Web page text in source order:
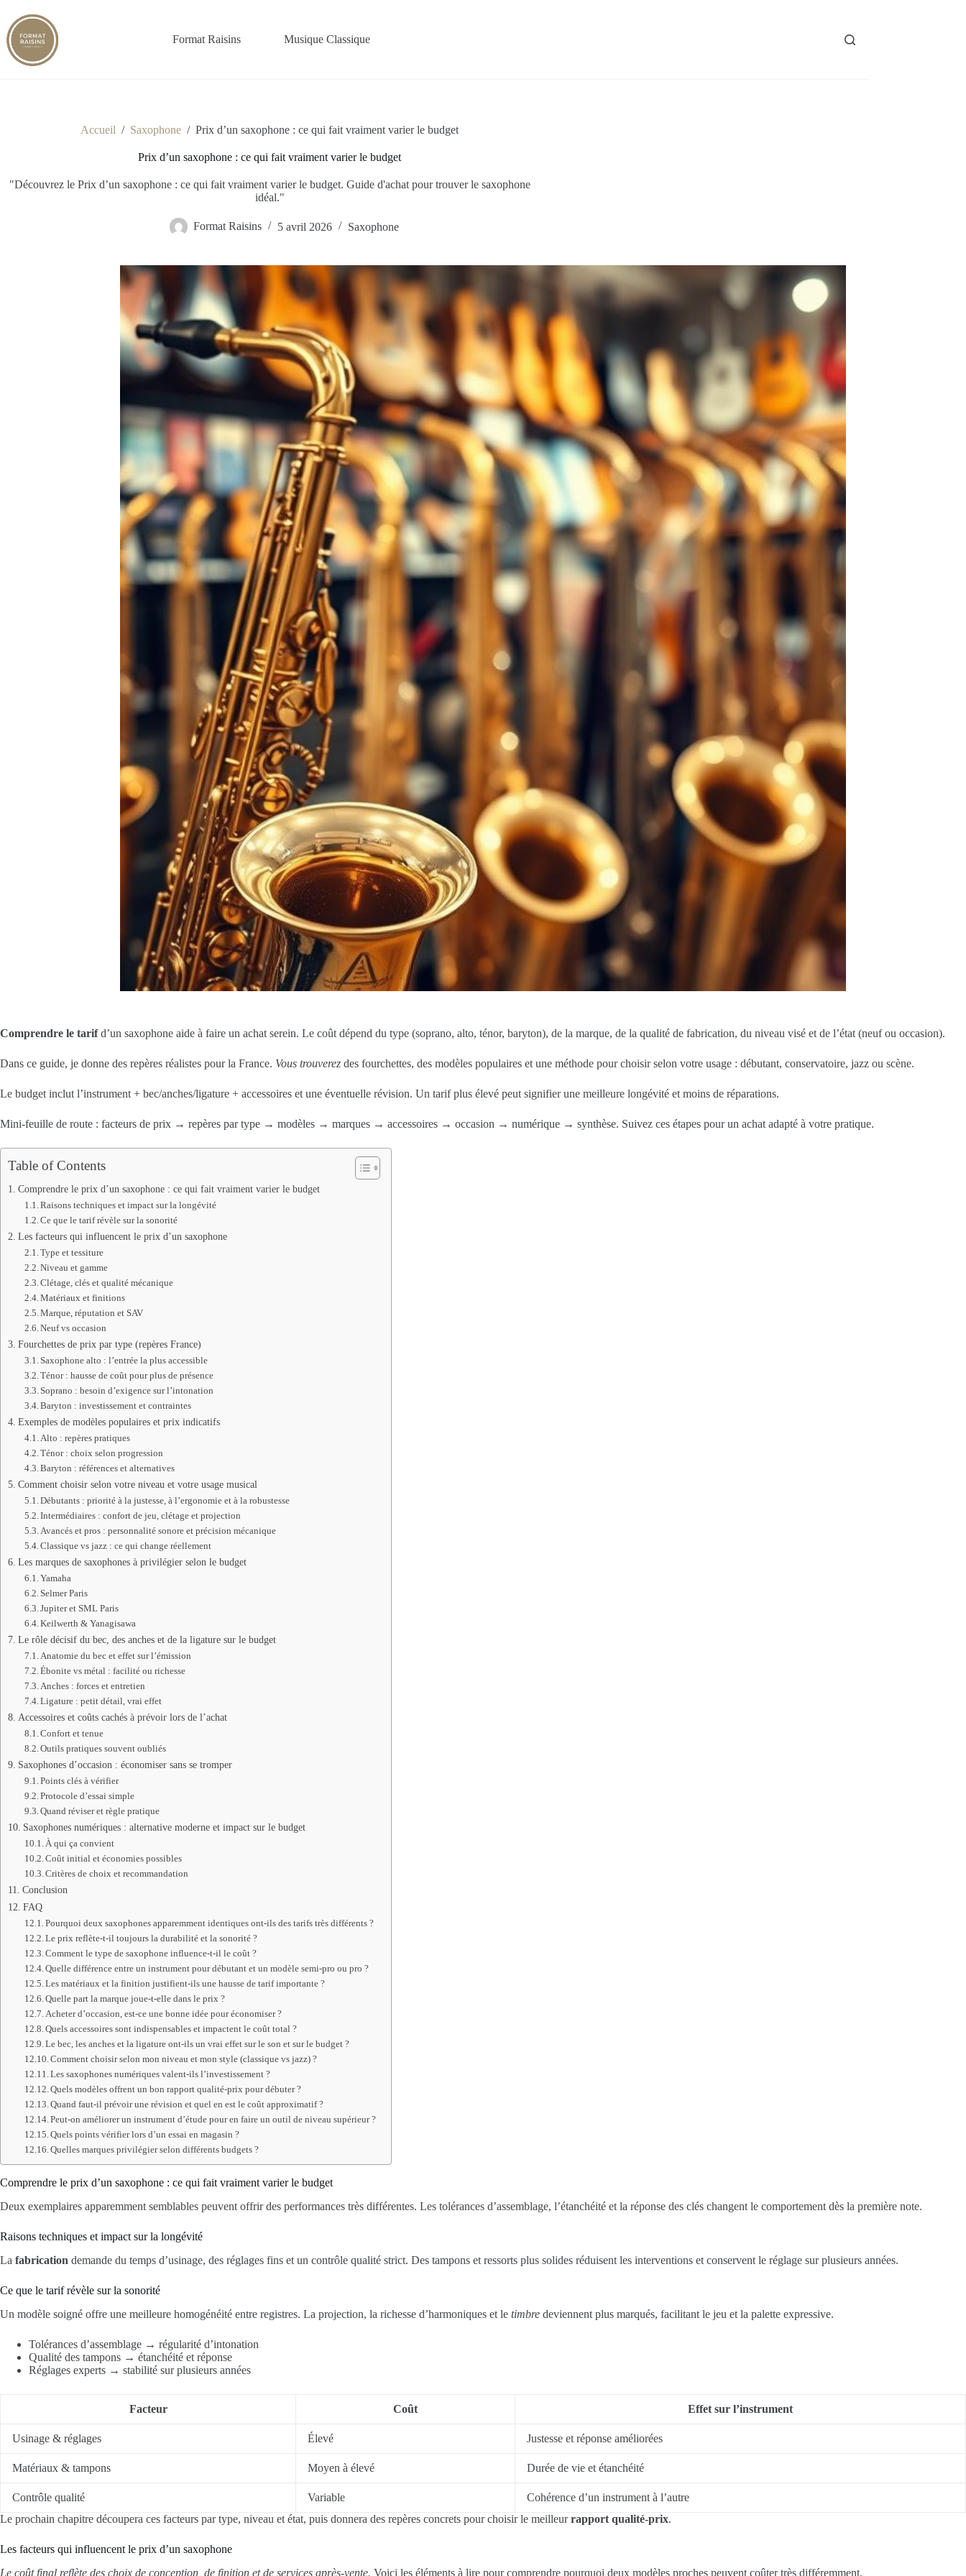
contenu
Format Raisins Musique Classique
Accueil / Saxophone / Prix d’un saxophone : ce qui fait vraiment varier le budget
Prix d’un saxophone : ce qui fait vraiment varier le budget
"Découvrez le Prix d’un saxophone : ce qui fait vraiment varier le budget. Guide d'achat pour trouver le saxophone
idéal."
Format Raisins 5 avril 2026 Saxophone
Comprendre le tarifd’un saxophone aide à faire un achat serein. Le coût dépend du type (soprano, alto, ténor, baryton), de la marque, de la qualité de fabrication, du niveau visé et de l’état (neuf ou occasion).
Dans ce guide, je donne des repères réalistes pour la France. Vous trouverez des fourchettes, des modèles populaires et une méthode pour choisir selon votre usage : débutant, conservatoire, jazz ou scène.
Le budget inclut l’instrument + bec/anches/ligature + accessoires et une éventuelle révision. Un tarif plus élevé peut signifier une meilleure longévité et moins de réparations.
Mini-feuille de route : facteurs de prix → repères par type → modèles → marques → accessoires → occasion → numérique → synthèse. Suivez ces étapes pour un achat adapté à votre pratique.
Table of Contents
Comprendre le prix d’un saxophone : ce qui fait vraiment varier le budget
Raisons techniques et impact sur la longévité
Ce que le tarif révèle sur la sonorité
Les facteurs qui influencent le prix d’un saxophone
Type et tessiture
Niveau et gamme
Clétage, clés et qualité mécanique
Matériaux et finitions
Marque, réputation et SAV
Neuf vs occasion
Fourchettes de prix par type (repères France)
Saxophone alto : l’entrée la plus accessible
Ténor : hausse de coût pour plus de présence
Soprano : besoin d’exigence sur l’intonation
Baryton : investissement et contraintes
Exemples de modèles populaires et prix indicatifs
Alto : repères pratiques
Ténor : choix selon progression
Baryton : références et alternatives
Comment choisir selon votre niveau et votre usage musical
Débutants : priorité à la justesse, à l’ergonomie et à la robustesse
Intermédiaires : confort de jeu, clétage et projection
Avancés et pros : personnalité sonore et précision mécanique
Classique vs jazz : ce qui change réellement
Les marques de saxophones à privilégier selon le budget
Yamaha
Selmer Paris
Jupiter et SML Paris
Keilwerth & Yanagisawa
Le rôle décisif du bec, des anches et de la ligature sur le budget
Anatomie du bec et effet sur l’émission
Ébonite vs métal : facilité ou richesse
Anches : forces et entretien
Ligature : petit détail, vrai effet
Accessoires et coûts cachés à prévoir lors de l’achat
Confort et tenue
Outils pratiques souvent oubliés
Saxophones d’occasion : économiser sans se tromper
Points clés à vérifier
Protocole d’essai simple
Quand réviser et règle pratique
Saxophones numériques : alternative moderne et impact sur le budget
À qui ça convient
Coût initial et économies possibles
Critères de choix et recommandation
Conclusion
FAQ
Pourquoi deux saxophones apparemment identiques ont-ils des tarifs très différents ?
Le prix reflète-t-il toujours la durabilité et la sonorité ?
Comment le type de saxophone influence-t-il le coût ?
Quelle différence entre un instrument pour débutant et un modèle semi-pro ou pro ?
Les matériaux et la finition justifient-ils une hausse de tarif importante ?
Quelle part la marque joue-t-elle dans le prix ?
Acheter d’occasion, est-ce une bonne idée pour économiser ?
Quels accessoires sont indispensables et impactent le coût total ?
Le bec, les anches et la ligature ont-ils un vrai effet sur le son et sur le budget ?
Comment choisir selon mon niveau et mon style (classique vs jazz) ?
Les saxophones numériques valent-ils l’investissement ?
Quels modèles offrent un bon rapport qualité-prix pour débuter ?
Quand faut-il prévoir une révision et quel en est le coût approximatif ?
Peut-on améliorer un instrument d’étude pour en faire un outil de niveau supérieur ?
Quels points vérifier lors d’un essai en magasin ?
Quelles marques privilégier selon différents budgets ?
Comprendre le prix d’un saxophone : ce qui fait vraiment varier le budget
Deux exemplaires apparemment semblables peuvent offrir des performances très différentes. Les tolérances d’assemblage, l’étanchéité et la réponse des clés changent le comportement dès la première note.
Raisons techniques et impact sur la longévité
La fabrication demande du temps d’usinage, des réglages fins et un contrôle qualité strict. Des tampons et ressorts plus solides réduisent les interventions et conservent le réglage sur plusieurs années.
Ce que le tarif révèle sur la sonorité
Un modèle soigné offre une meilleure homogénéité entre registres. La projection, la richesse d’harmoniques et le timbre deviennent plus marqués, facilitant le jeu et la palette expressive.
Tolérances d’assemblage → régularité d’intonation
Qualité des tampons → étanchéité et réponse
Réglages experts → stabilité sur plusieurs années
Facteur Coût Effet sur l’instrument
Usinage & réglages Élevé Justesse et réponse améliorées
Matériaux & tampons Moyen à élevé Durée de vie et étanchéité
Contrôle qualité Variable
Cohérence d’un instrument à l’autre
Le prochain chapitre découpera ces facteurs par type, niveau et état, puis donnera des repères concrets pour choisir le meilleurrapport qualité-prix.
Les facteurs qui influencent le prix d’un saxophone
Le coût final reflète des choix de conception, de finition et de services après-vente. Voici les éléments à lire pour comprendre pourquoi deux modèles proches peuvent coûter très différemment.